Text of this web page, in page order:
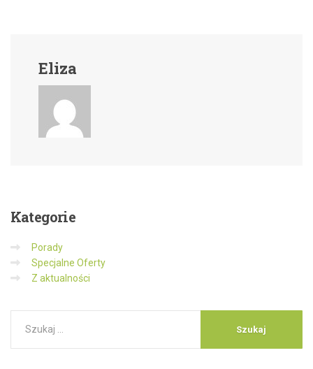
Eliza
Kategorie
Porady
Specjalne Oferty
Z aktualności